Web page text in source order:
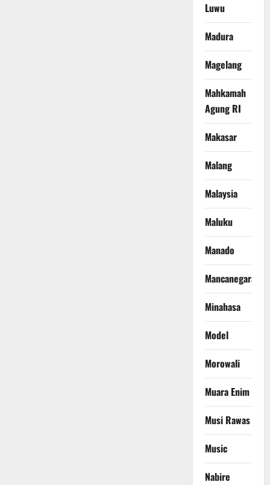
Luwu
Madura
Magelang
Mahkamah
Agung RI
Makasar
Malang
Malaysia
Maluku
Manado
Mancanegara
Minahasa
Model
Morowali
Muara Enim
Musi Rawas
Music
Nabire